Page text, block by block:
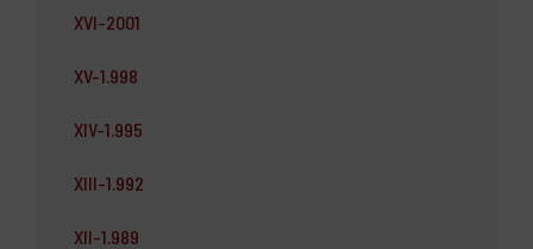
XVI-2001
XV-1.998
XIV-1.995
XIII-1.992
XII-1.989